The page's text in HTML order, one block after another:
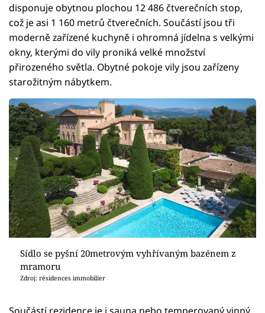
disponuje obytnou plochou 12 486 čtverečních stop,
což je asi 1 160 metrů čtverečních. Součástí jsou tři
moderně zařízené kuchyně i ohromná jídelna s velkými
okny, kterými do vily proniká velké množství
přirozeného světla. Obytné pokoje vily jsou zařízeny
starožitným nábytkem.
Sídlo se pyšní 20metrovým vyhřívaným bazénem z
mramoru
Zdroj: résidences immobilier